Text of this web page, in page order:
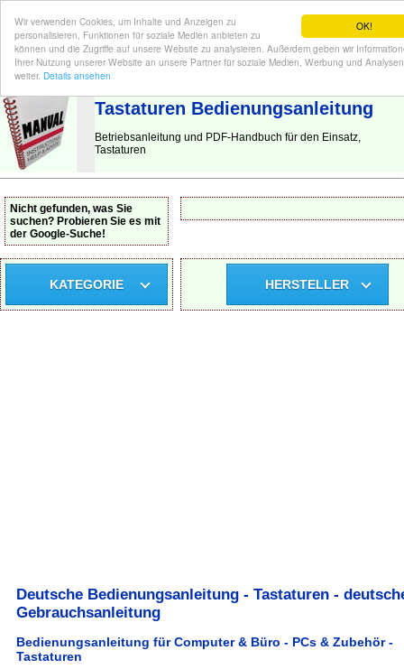
OK!
Wir verwenden Cookies, um Inhalte und Anzeigen zu
personalisieren, Funktionen für soziale Medien anbieten zu
können und die Zugriffe auf unsere Website zu analysieren. Außerdem geben wir
Ihrer Nutzung unserer Website an unsere Partner für soziale Medien, Werbung und Analysen
weiter. Details ansehen
BEDIENUNGSANLEITUNG | Hier finden Sie die deutsche Anleitung!
Tastaturen Bedienungsanleitung
Betriebsanleitung und PDF-Handbuch für den Einsatz,
Tastaturen
Nicht gefunden, was Sie
suchen? Probieren Sie es mit
der Google-Suche!
KATEGORIE HERSTELLER
Deutsche Bedienungsanleitung - Tastaturen -
Gebrauchsanleitung
Bedienungsanleitung für Computer & Büro - PCs & Zubehör -
Tastaturen